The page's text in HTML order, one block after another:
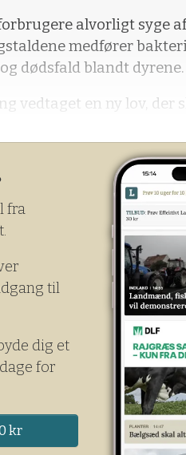
alvorligt syge
medfører
dødsfald blandt dyrene.
vedtaget en ny lov, der
salmonella ud af både
kommet til at gøre en
fra
til
dig et
for
kr